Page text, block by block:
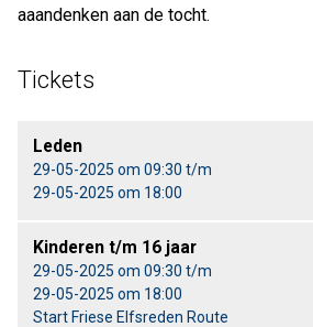
aaandenken aan de tocht.
Tickets
Leden
29-05-2025 om 09:30 t/m
29-05-2025 om 18:00
Kinderen t/m 16 jaar
29-05-2025 om 09:30 t/m
29-05-2025 om 18:00
Start Friese Elfsreden Route